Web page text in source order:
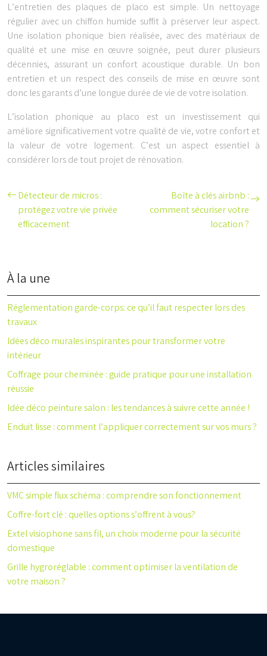
L’entretien des plaques de placo est simple. Un nettoyage
régulier avec un chiffon humide suffit à préserver leur aspect.
Une isolation phonique bien réalisée, avec des matériaux de
qualité et une mise en œuvre soignée, peut durer plusieurs
décennies, assurant un confort acoustique durable. Un bon
entretien et un respect des conseils de mise en œuvre sont
donc les garants d’une longue durée de vie de votre isolation.
L’isolation phonique au placo est un investissement qui
améliore significativement votre qualité de vie, votre confort et
la valeur de votre logement. C’est un aspect essentiel à
considérer lors de tout projet de rénovation.
Détecteur de micros :
protégez votre vie privée
efficacement
Boîte à clés airbnb :
comment sécuriser votre
location ?
À la une
Réglementation garde-corps: ce qu’il faut respecter lors des
travaux
Idées déco murales inspirantes pour transformer votre
intérieur
Coffrage pour cheminée : guide pratique pour une installation
réussie
Idée déco peinture salon : les tendances à suivre cette année !
Enduit lisse : comment l’appliquer correctement sur vos murs ?
Articles similaires
VMC simple flux schéma : comprendre son fonctionnement
Coffre-fort clé : quelles options s’offrent à vous?
Extel visiophone sans fil, un choix moderne pour la sécurité
domestique
Grille hygroréglable : comment optimiser la ventilation de
votre maison ?